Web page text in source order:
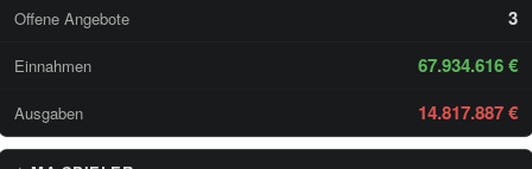
Offene Angebote 3
Einnahmen 67.934.616 €
Ausgaben 14.817.887 €